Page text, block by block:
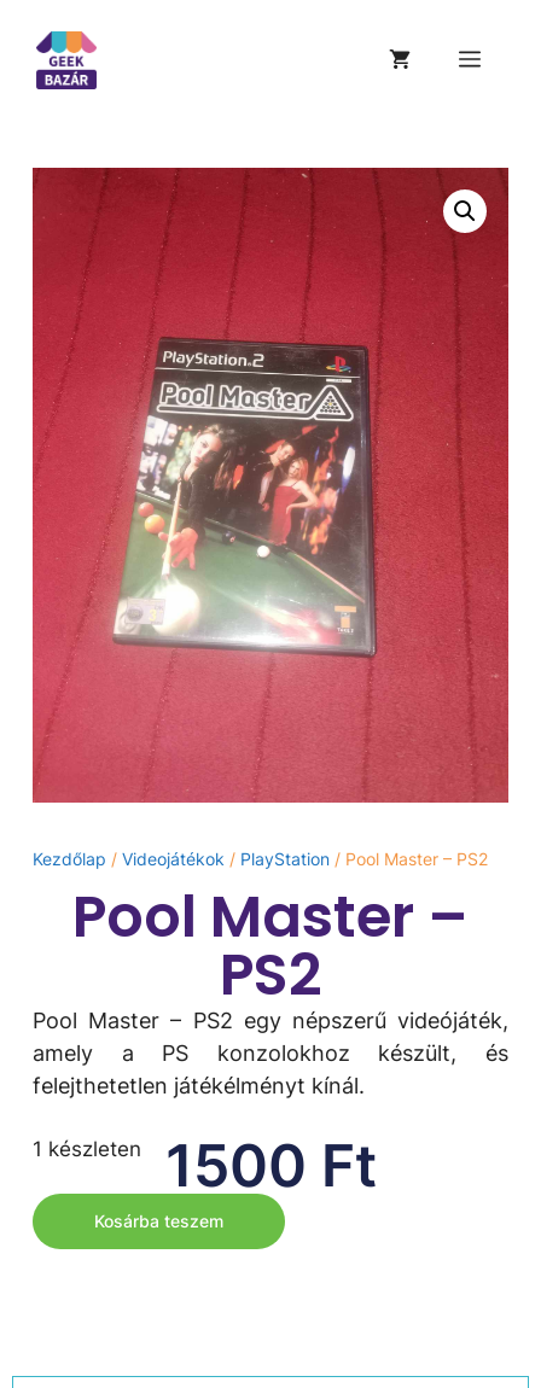
Kezdőlap / Videojátékok / PlayStation/ Pool Master – PS2
Pool Master –
PS2
Pool Master – PS2 egy népszerű videójáték,
amely a PS konzolokhoz készült, és
felejthetetlen játékélményt kínál.
1500 Ft
1 készleten
Kosárba teszem